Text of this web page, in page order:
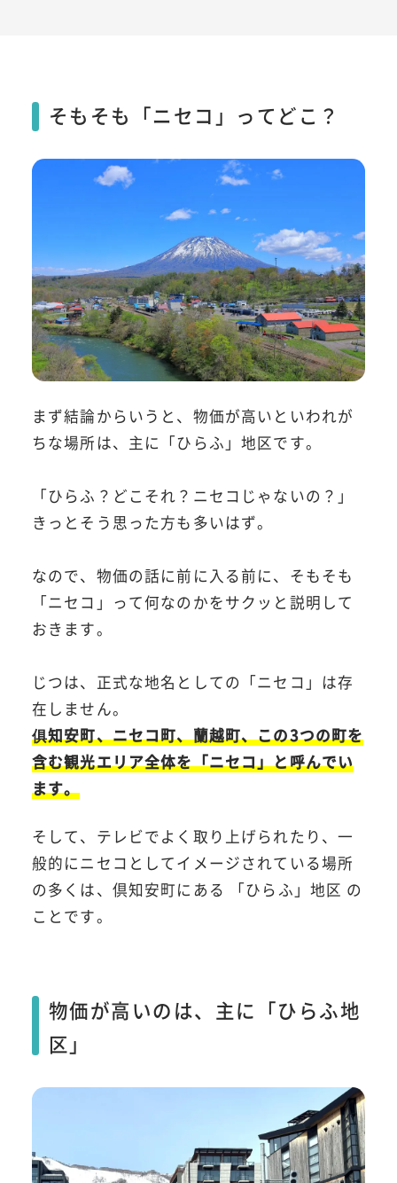
そもそも「ニセコ」ってどこ？
まず結論からいうと、物価が高いといわれが
ちな場所は、主に「ひらふ」地区です。
「ひらふ？どこそれ？ニセコじゃないの？」
きっとそう思った方も多いはず。
なので、物価の話に前に入る前に、そもそも
「ニセコ」って何なのかをサクッと説明して
おきます。
じつは、正式な地名としての「ニセコ」は存
在しません。
俱知安町、ニセコ町、蘭越町、この3つの町を
含む観光エリア全体を「ニセコ」と呼んでい
ます。
そして、テレビでよく取り上げられたり、一
般的にニセコとしてイメージされている場所
の多くは、倶知安町にある 「ひらふ」地区 の
ことです。
物価が高いのは、主に「ひらふ地
区」